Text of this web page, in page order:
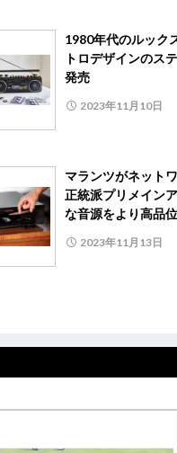
1980年代のルッ
トロデザインのス
発売
2023年11月10日
マランツがネット
正統派プリメイン
な音源をより高品
2023年11月13日